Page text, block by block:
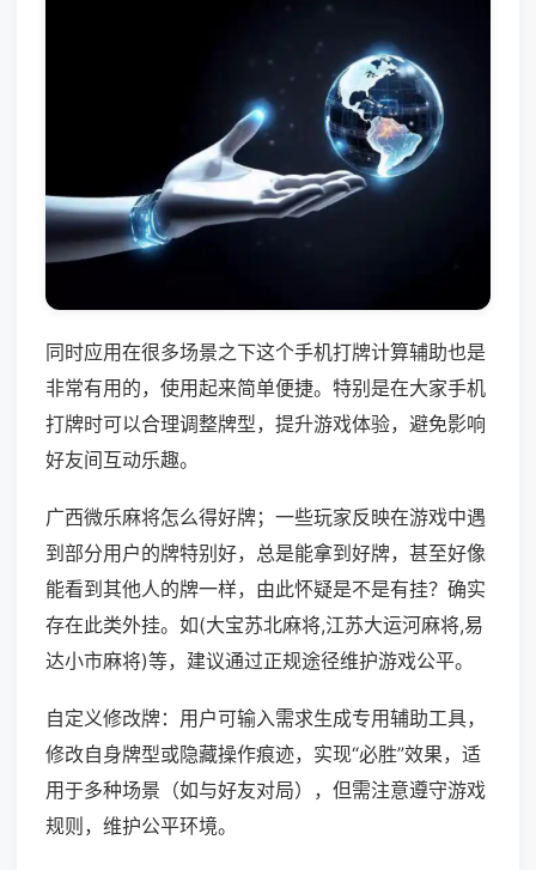
同时应用在很多场景之下这个手机打牌计算辅助也是
非常有用的，使用起来简单便捷。特别是在大家手机
打牌时可以合理调整牌型，提升游戏体验，避免影响
好友间互动乐趣。
广西微乐麻将怎么得好牌；一些玩家反映在游戏中遇
到部分用户的牌特别好，总是能拿到好牌，甚至好像
能看到其他人的牌一样，由此怀疑是不是有挂？确实
存在此类外挂。如(大宝苏北麻将,江苏大运河麻将,易
达小市麻将)等，建议通过正规途径维护游戏公平。
自定义修改牌：用户可输入需求生成专用辅助工具，
修改自身牌型或隐藏操作痕迹，实现“必胜”效果，适
用于多种场景（如与好友对局），但需注意遵守游戏
规则，维护公平环境。